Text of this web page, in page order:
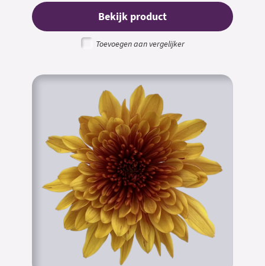
Bekijk product
Toevoegen aan vergelijker